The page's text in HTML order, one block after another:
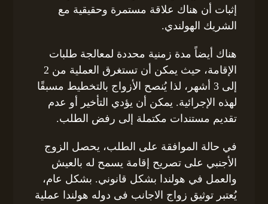
إثبات أن هناك علاقة مستمرة وحقيقية مع
الشريك الهولندي.
هناك أيضاً مدة زمنية محددة لمعالجة طلبات
الإقامة، حيث يمكن أن تستغرق العملية من 2
إلى 3 أشهر، لذا يُنصح الأزواج بالتخطيط مسبقًا
لهذه الإجرائية. يمكن أن يؤدي التأخير أو عدم
تقديم مستندات مكتملة إلى رفض الطلب.
في حالة الموافقة على الطلب، يحصل الزوج
الأجنبي على تصريح إقامة يسمح له بالعيش
والعمل في هولندا بشكل قانوني. بشكل عام،
يُعتبر توثيق زواج الاجانب فى دوله هولندا عملية